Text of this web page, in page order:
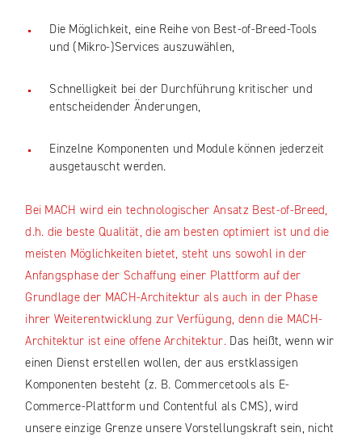
Die Möglichkeit, eine Reihe von Best-of-Breed-Tools
und (Mikro-)Services auszuwählen,
Schnelligkeit bei der Durchführung kritischer und
entscheidender Änderungen,
Einzelne Komponenten und Module können jederzeit
ausgetauscht werden.
Bei MACH wird ein technologischer Ansatz Best-of-Breed,
d.h. die beste Qualität, die am besten optimiert ist und die
meisten Möglichkeiten bietet, steht uns sowohl in der
Anfangsphase der Schaffung einer Plattform auf der
Grundlage der MACH-Architektur als auch in der Phase
ihrer Weiterentwicklung zur Verfügung, denn die MACH-
Architektur ist eine offene Architektur. Das heißt, wenn wir
einen Dienst erstellen wollen, der aus erstklassigen
Komponenten besteht (z. B. Commercetools als E-
Commerce-Plattform und Contentful als CMS), wird
unsere einzige Grenze unsere Vorstellungskraft sein, nicht